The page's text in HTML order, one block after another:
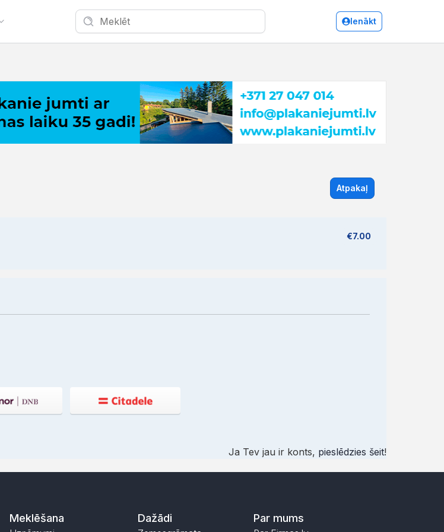
Ienākt
Atpakaļ
€7.00
Ja Tev jau ir konts, pieslēdzies šeit!
Meklēšana Dažādi Par mums